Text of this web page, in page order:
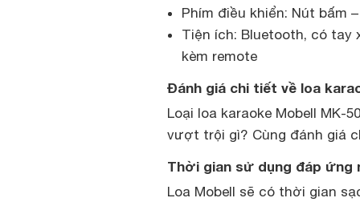
Phím điều khiển: Nút bấm
Tiện ích: Bluetooth, có tay
kèm remote
Đánh giá chi tiết về loa
Loại loa karaoke Mobell MK-
vượt trội gì? Cùng đánh giá
Thời gian sử dụng đáp ứng
Loa Mobell sẽ có thời gian